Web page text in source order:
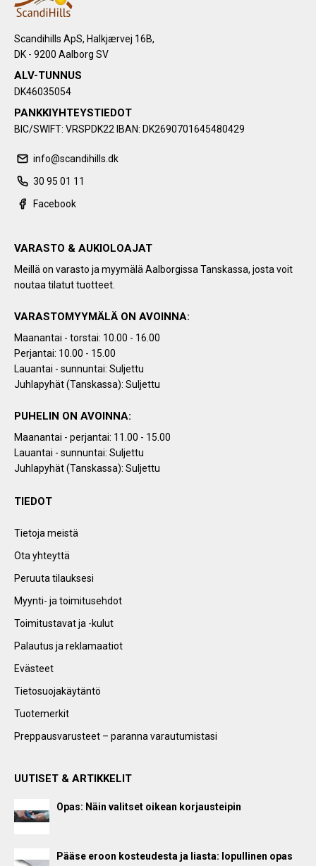
Scandihills ApS, Halkjærvej 16B,
DK - 9200 Aalborg SV
ALV-TUNNUS
DK46035054
PANKKIYHTEYSTIEDOT
BIC/SWIFT: VRSPDK22 IBAN: DK2690701645480429
info@scandihills.dk
30 95 01 11
Facebook
VARASTO & AUKIOLOAJAT
Meillä on varasto ja myymälä Aalborgissa Tanskassa, josta voit
noutaa tilatut tuotteet.
VARASTOMYYMÄLÄ ON AVOINNA:
Maanantai - torstai: 10.00 - 16.00
Perjantai: 10.00 - 15.00
Lauantai - sunnuntai: Suljettu
Juhlapyhät (Tanskassa): Suljettu
PUHELIN ON AVOINNA:
Maanantai - perjantai: 11.00 - 15.00
Lauantai - sunnuntai: Suljettu
Juhlapyhät (Tanskassa): Suljettu
TIEDOT
Tietoja meistä
Ota yhteyttä
Peruuta tilauksesi
Myynti- ja toimitusehdot
Toimitustavat ja -kulut
Palautus ja reklamaatiot
Evästeet
Tietosuojakäytäntö
Tuotemerkit
Preppausvarusteet – paranna varautumistasi
UUTISET & ARTIKKELIT
Opas: Näin valitset oikean korjausteipin
Pääse eroon kosteudesta ja liasta: lopullinen opas